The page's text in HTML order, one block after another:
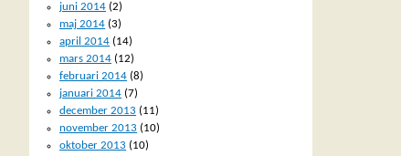
juni 2014 (2)
maj 2014 (3)
april 2014 (14)
mars 2014 (12)
februari 2014 (8)
januari 2014 (7)
december 2013 (11)
november 2013 (10)
oktober 2013 (10)